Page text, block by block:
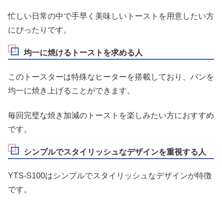
忙しい日常の中で手早く美味しいトーストを用意したい方
にぴったりです。
均一に焼けるトーストを求める人
このトースターは特殊なヒーターを搭載しており、パンを
均一に焼き上げることができます。
毎回完璧な焼き加減のトーストを楽しみたい方におすすめ
です。
シンプルでスタイリッシュなデザインを重視する人
YTS-S100はシンプルでスタイリッシュなデザインが特徴
です。